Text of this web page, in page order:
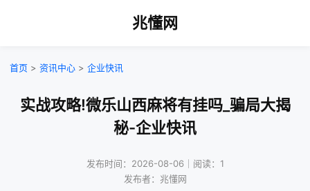
兆懂网
首页 > 资讯中心 > 企业快讯
实战攻略!微乐山西麻将有挂吗_骗局大揭
秘-企业快讯
发布时间：2026-08-06｜阅读：1
发布者：兆懂网